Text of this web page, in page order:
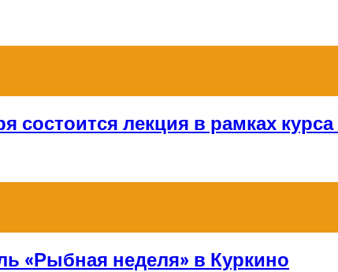
состоится лекция в рамках
«Рыбная неделя» в Куркино